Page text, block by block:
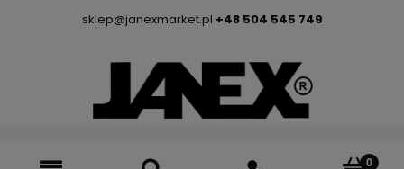
sklep@janexmarket.pl +48 504 545 749